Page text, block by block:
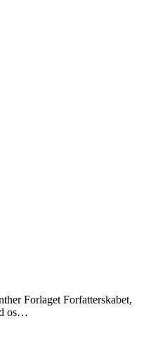
Forlaget Forfatterskabet,
os…